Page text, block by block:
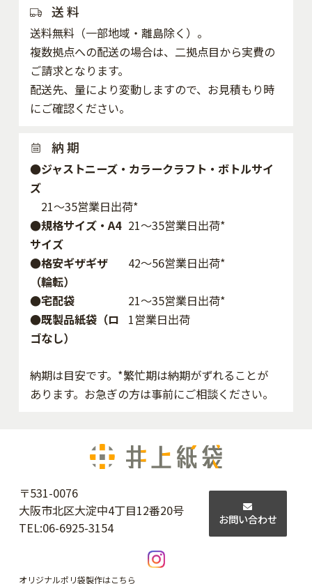
送 料
送料無料（一部地域・離島除く）。
複数拠点への配送の場合は、二拠点目から実費の
ご請求となります。
配送先、量により変動しますので、お見積もり時
にご確認ください。
納 期
●ジャストニーズ・カラークラフト・ボトルサイ
ズ
21～35営業日出荷*
●規格サイズ・A4
サイズ
21～35営業日出荷*
●格安ギザギザ
（輪転）
42〜56営業日出荷*
●宅配袋
21～35営業日出荷*
●既製品紙袋（ロ
ゴなし）
1営業日出荷
納期は目安です。*繁忙期は納期がずれることが
あります。お急ぎの方は事前にご相談ください。
〒531-0076
大阪市北区大淀中4丁目12番20号
TEL:06-6925-3154
お問い合わせ
オリジナルポリ袋製作はこちら